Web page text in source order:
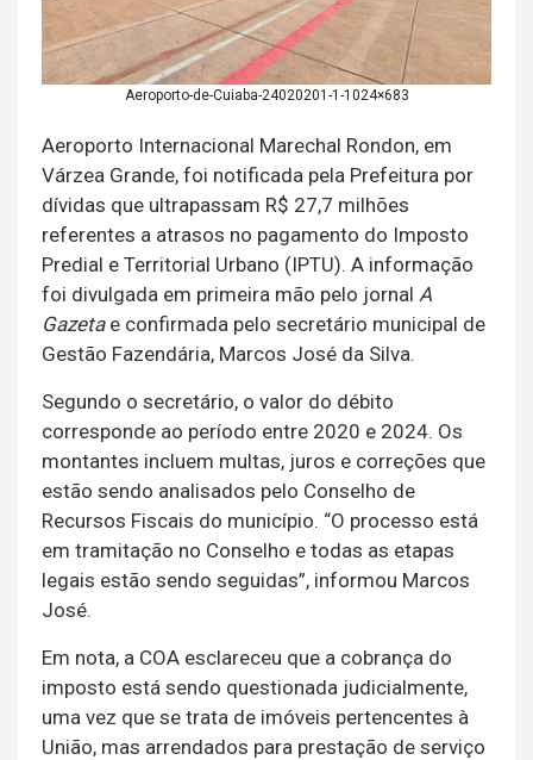
Aeroporto-de-Cuiaba-24020201-1-1024×683
Aeroporto Internacional Marechal Rondon, em
Várzea Grande, foi notificada pela Prefeitura por
dívidas que ultrapassam R$ 27,7 milhões
referentes a atrasos no pagamento do Imposto
Predial e Territorial Urbano (IPTU). A informação
foi divulgada em primeira mão pelo jornal A
Gazetae confirmada pelo secretário municipal de
Gestão Fazendária, Marcos José da Silva.
Segundo o secretário, o valor do débito
corresponde ao período entre 2020 e 2024. Os
montantes incluem multas, juros e correções que
estão sendo analisados pelo Conselho de
Recursos Fiscais do município. “O processo está
em tramitação no Conselho e todas as etapas
legais estão sendo seguidas”, informou Marcos
José.
Em nota, a COA esclareceu que a cobrança do
imposto está sendo questionada judicialmente,
uma vez que se trata de imóveis pertencentes à
União, mas arrendados para prestação de serviço